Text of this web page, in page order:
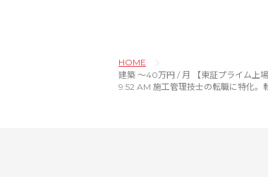
HOME
建築 〜40万円 / 月 【東証プライム上
9:52 AM 施工管理技士の転職に特化。